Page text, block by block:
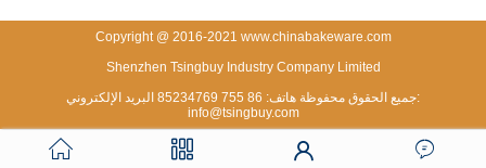
Copyright @ 2016-2021 www.chinabakeware.com
Shenzhen Tsingbuy Industry Company Limited
جميع الحقوق محفوظة هاتف: 86 755 85234769 البريد الإلكتروني:
info@tsingbuy.com